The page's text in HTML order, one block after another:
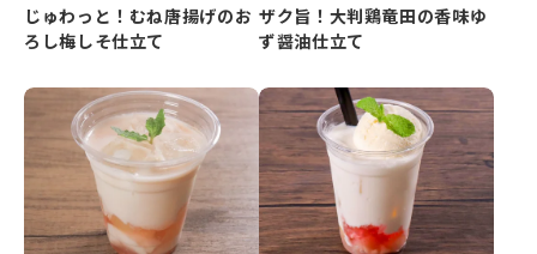
じゅわっと！むね唐揚げのお
ろし梅しそ仕立て
ザク旨！大判鶏竜田の香味ゆ
ず醤油仕立て